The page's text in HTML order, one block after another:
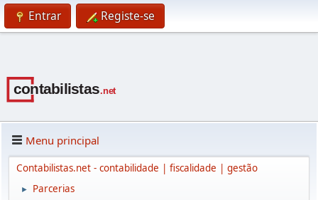
Entrar Registe-se
Menu principal
Contabilistas.net - contabilidade | fiscalidade | gestão
► Parcerias